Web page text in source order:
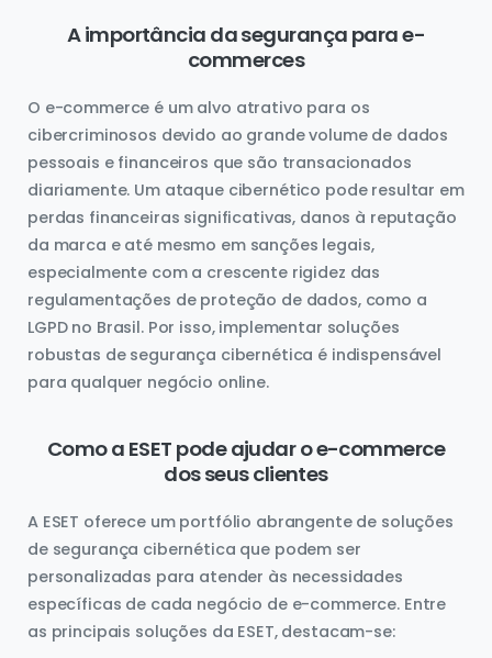
A importância da segurança para e-
commerces
O e-commerce é um alvo atrativo para os
cibercriminosos devido ao grande volume de dados
pessoais e financeiros que são transacionados
diariamente. Um ataque cibernético pode resultar em
perdas financeiras significativas, danos à reputação
da marca e até mesmo em sanções legais,
especialmente com a crescente rigidez das
regulamentações de proteção de dados, como a
LGPD no Brasil. Por isso, implementar soluções
robustas de segurança cibernética é indispensável
para qualquer negócio online.
Como a ESET pode ajudar o e-commerce
dos seus clientes
A ESET oferece um portfólio abrangente de soluções
de segurança cibernética que podem ser
personalizadas para atender às necessidades
específicas de cada negócio de e-commerce. Entre
as principais soluções da ESET, destacam-se: